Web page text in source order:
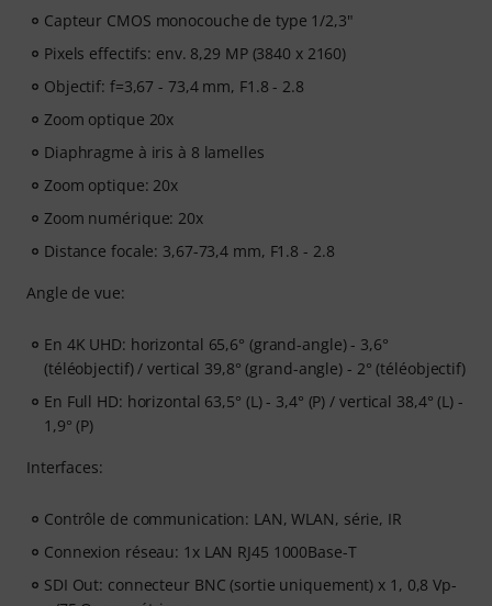
Capteur CMOS monocouche de type 1/2,3"
Pixels effectifs: env. 8,29 MP (3840 x 2160)
Objectif: f=3,67 - 73,4 mm, F1.8 - 2.8
Zoom optique 20x
Diaphragme à iris à 8 lamelles
Zoom optique: 20x
Zoom numérique: 20x
Distance focale: 3,67-73,4 mm, F1.8 - 2.8
Angle de vue:
En 4K UHD: horizontal 65,6° (grand-angle) - 3,6°
(téléobjectif) / vertical 39,8° (grand-angle) - 2° (téléobjectif)
En Full HD: horizontal 63,5° (L) - 3,4° (P) / vertical 38,4° (L) -
1,9° (P)
Interfaces:
Contrôle de communication: LAN, WLAN, série, IR
Connexion réseau: 1x LAN RJ45 1000Base-T
SDI Out: connecteur BNC (sortie uniquement) x 1, 0,8 Vp-